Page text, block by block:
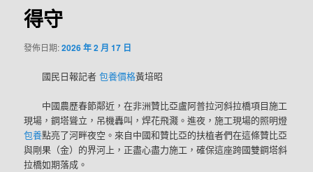
得守
發佈日期:2026 年 2 月 17 日
國民日報記者包養價格黃培昭
中國農歷春節鄰近，在非洲贊比亞盧阿普拉河斜拉橋項目施工
現場，鋼塔聳立，吊機轟叫，焊花飛濺。進夜，施工現場的照明燈
包養點亮了河畔夜空。來自中國和贊比亞的扶植者們在這條贊比亞
與剛果（金）的界河上，正盡心盡力施工，確保這座跨國雙鋼塔斜
拉橋如期落成。